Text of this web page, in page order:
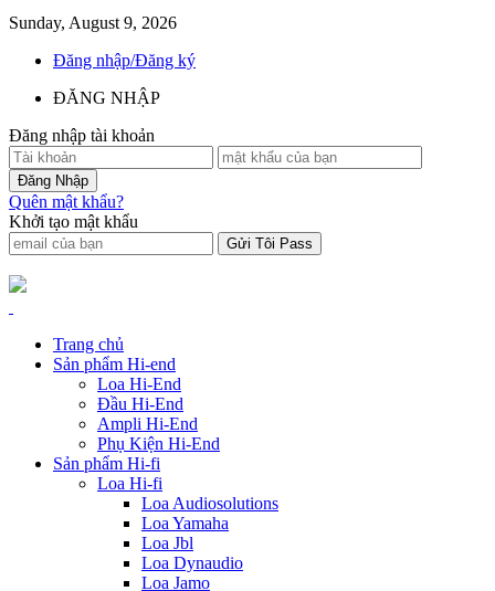
Sunday, August 9, 2026
Đăng nhập/Đăng ký
ĐĂNG NHẬP
Đăng nhập tài khoản
Quên mật khẩu?
Khởi tạo mật khẩu
Trang chủ
Sản phẩm Hi-end
Loa Hi-End
Đầu Hi-End
Ampli Hi-End
Phụ Kiện Hi-End
Sản phẩm Hi-fi
Loa Hi-fi
Loa Audiosolutions
Loa Yamaha
Loa Jbl
Loa Dynaudio
Loa Jamo